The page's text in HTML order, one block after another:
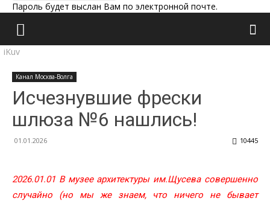
Пароль будет выслан Вам по электронной почте.
iKuv
Канал Москва-Волга
Исчезнувшие фрески
шлюза №6 нашлись!
01.01.2026 10445
2026.01.01 В музее архитектуры им.Щусева совершенно
случайно (но мы же знаем, что ничего не бывает